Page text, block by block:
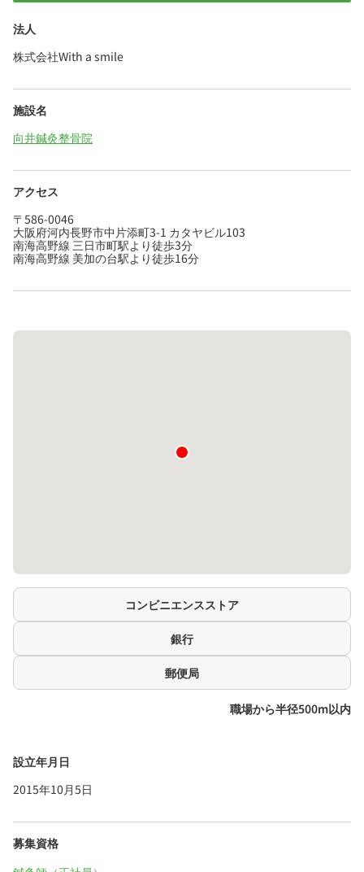
法人
株式会社With a smile
施設名
向井鍼灸整骨院
アクセス
〒586-0046
大阪府河内長野市中片添町3-1 カタヤビル103
南海高野線 三日市町駅より徒歩3分
南海高野線 美加の台駅より徒歩16分
コンビニエンスストア
銀行
郵便局
職場から半径500m以内
設立年月日
2015年10月5日
募集資格